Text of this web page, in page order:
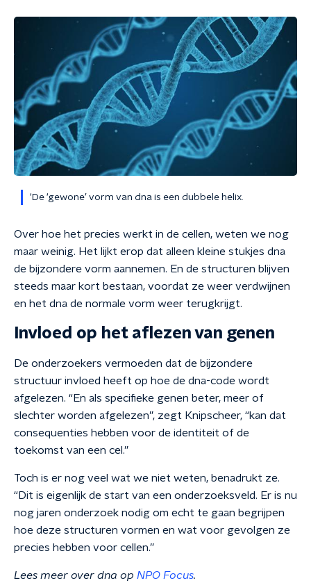
‘De ‘gewone’ vorm van dna is een dubbele helix.
Over hoe het precies werkt in de cellen, weten we nog
maar weinig. Het lijkt erop dat alleen kleine stukjes dna
de bijzondere vorm aannemen. En de structuren blijven
steeds maar kort bestaan, voordat ze weer verdwijnen
en het dna de normale vorm weer terugkrijgt.
Invloed op het aflezen van genen
De onderzoekers vermoeden dat de bijzondere
structuur invloed heeft op hoe de dna-code wordt
afgelezen. “En als specifieke genen beter, meer of
slechter worden afgelezen”, zegt Knipscheer, “kan dat
consequenties hebben voor de identiteit of de
toekomst van een cel.”
Toch is er nog veel wat we niet weten, benadrukt ze.
“Dit is eigenlijk de start van een onderzoeksveld. Er is nu
nog jaren onderzoek nodig om echt te gaan begrijpen
hoe deze structuren vormen en wat voor gevolgen ze
precies hebben voor cellen.”
Lees meer over dna op NPO Focus.